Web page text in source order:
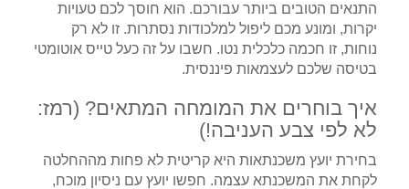
התנאים הטובים ביותר עבורכם. הוא חוסך לכם טעויות
יקרות, ומונע מכם ליפול למלכודות נסתרות. זו לא רק
נוחות, זו חכמה כלכלית נטו. חשבו על זה כעל טייס אוטומטי
בטיסה שלכם לעצמאות פיננסית.
איך בוחרים את המומחה המתאים? (רמז:
לא לפי צבע העניבה!)
בחירת יועץ משכנתאות היא קריטית לא פחות מההחלטה
לקחת את המשכנתא עצמה. חפשו יועץ עם ניסיון מוכח,